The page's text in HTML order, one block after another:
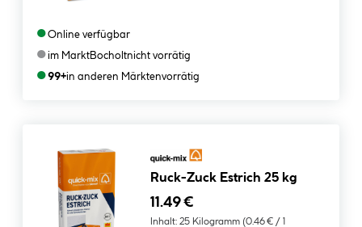
●Online verfügbar
●im MarktBocholtnicht vorrätig
●99+in anderen Märktenvorrätig
Ruck-Zuck Estrich 25 kg
11.49 €
Inhalt: 25 Kilogramm (0.46 € / 1